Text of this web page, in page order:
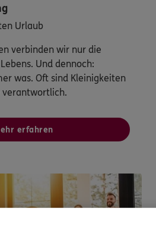
Urlaub
verbinden wir nur die
Und dennoch:
was. Oft sind Kleinigkeiten
verantwortlich.
erfahren